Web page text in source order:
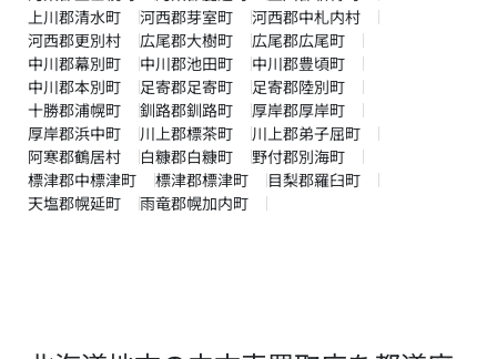
上川郡清水町
河西郡芽室町
河西郡中札内村
河西郡更別村
広尾郡大樹町
広尾郡広尾町
中川郡幕別町
中川郡池田町
中川郡豊頃町
中川郡本別町
足寄郡足寄町
足寄郡陸別町
十勝郡浦幌町
釧路郡釧路町
厚岸郡厚岸町
厚岸郡浜中町
川上郡標茶町
川上郡弟子屈町
阿寒郡鶴居村
白糠郡白糠町
野付郡別海町
標津郡中標津町
標津郡標津町
目梨郡羅臼町
天塩郡幌延町
雨竜郡幌加内町